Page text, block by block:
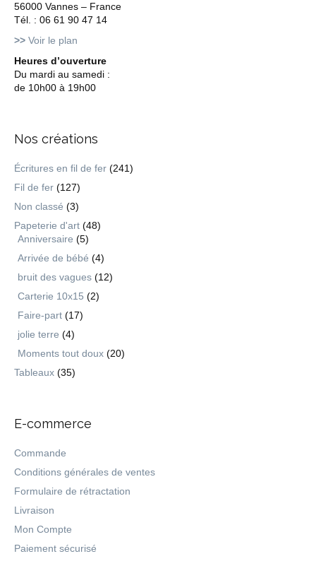
56000 Vannes – France
Tél. : 06 61 90 47 14
>> Voir le plan
Heures d’ouverture
Du mardi au samedi :
de 10h00 à 19h00
Nos créations
Écritures en fil de fer (241)
Fil de fer (127)
Non classé (3)
Papeterie d'art (48)
Anniversaire (5)
Arrivée de bébé (4)
bruit des vagues (12)
Carterie 10x15 (2)
Faire-part (17)
jolie terre (4)
Moments tout doux (20)
Tableaux (35)
E-commerce
Commande
Conditions générales de ventes
Formulaire de rétractation
Livraison
Mon Compte
Paiement sécurisé